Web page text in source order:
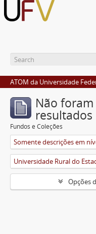
ATOM da Universidade
Não
resultados
Fundos e Coleções
Somente descrições em
Opções